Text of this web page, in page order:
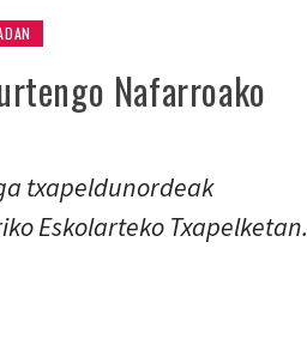
Nafarroako
txapeldunordeak
Eskolarteko Txapelketan.